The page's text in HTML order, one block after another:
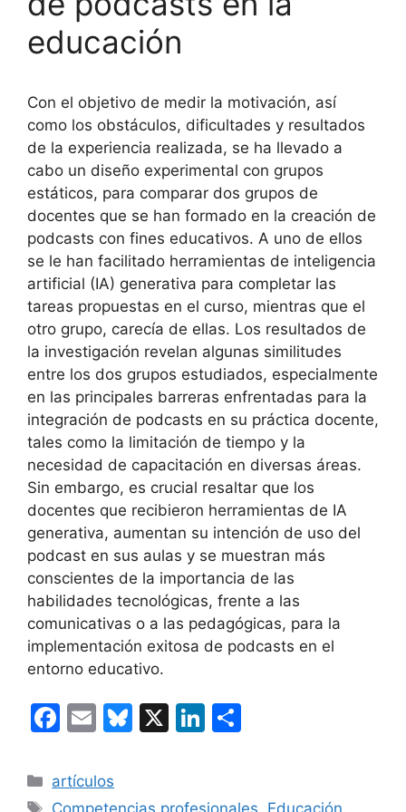
educación
Con el objetivo de medir la motivación, así
como los obstáculos, dificultades y resultados
de la experiencia realizada, se ha llevado a
cabo un diseño experimental con grupos
estáticos, para comparar dos grupos de
docentes que se han formado en la creación de
podcasts con fines educativos. A uno de ellos
se le han facilitado herramientas de inteligencia
artificial (IA) generativa para completar las
tareas propuestas en el curso, mientras que el
otro grupo, carecía de ellas. Los resultados de
la investigación revelan algunas similitudes
entre los dos grupos estudiados, especialmente
en las principales barreras enfrentadas para la
integración de podcasts en su práctica docente,
tales como la limitación de tiempo y la
necesidad de capacitación en diversas áreas.
Sin embargo, es crucial resaltar que los
docentes que recibieron herramientas de IA
generativa, aumentan su intención de uso del
podcast en sus aulas y se muestran más
conscientes de la importancia de las
habilidades tecnológicas, frente a las
comunicativas o a las pedagógicas, para la
implementación exitosa de podcasts en el
entorno educativo.
F
c
e
E
ai
l
Bl
s
X
Li
e p
Categorías
artículos
Etiquetas
Competencias profesionales, Educación,